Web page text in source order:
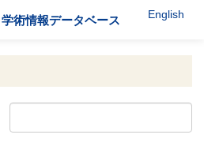
学術情報データベース English